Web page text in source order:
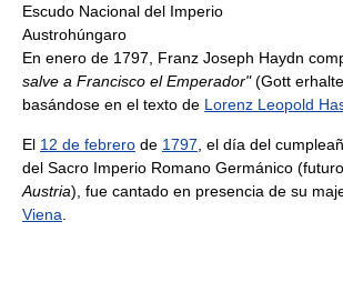
Escudo Nacional del Imperio
Austrohúngaro
En enero de 1797, Franz Joseph Haydn
salve a Francisco el Emperador"(Gott
basándose en el texto de Lorenz Leopold
El 12 de febrero de 1797 , el día del
del Sacro Imperio Romano Germánico (futuro
Austria), fue cantado en presencia de su
Viena